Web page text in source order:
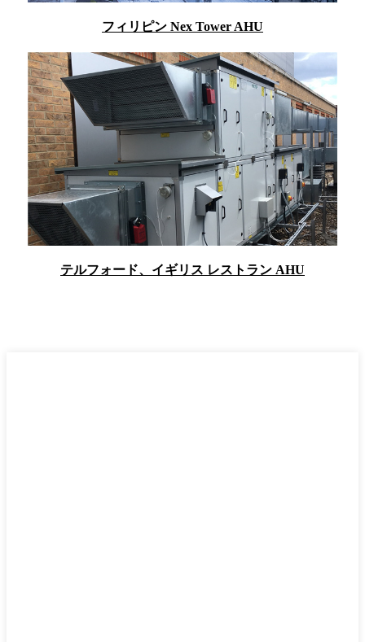
フィリピン Nex Tower AHU
テルフォード、イギリス レストラン AHU